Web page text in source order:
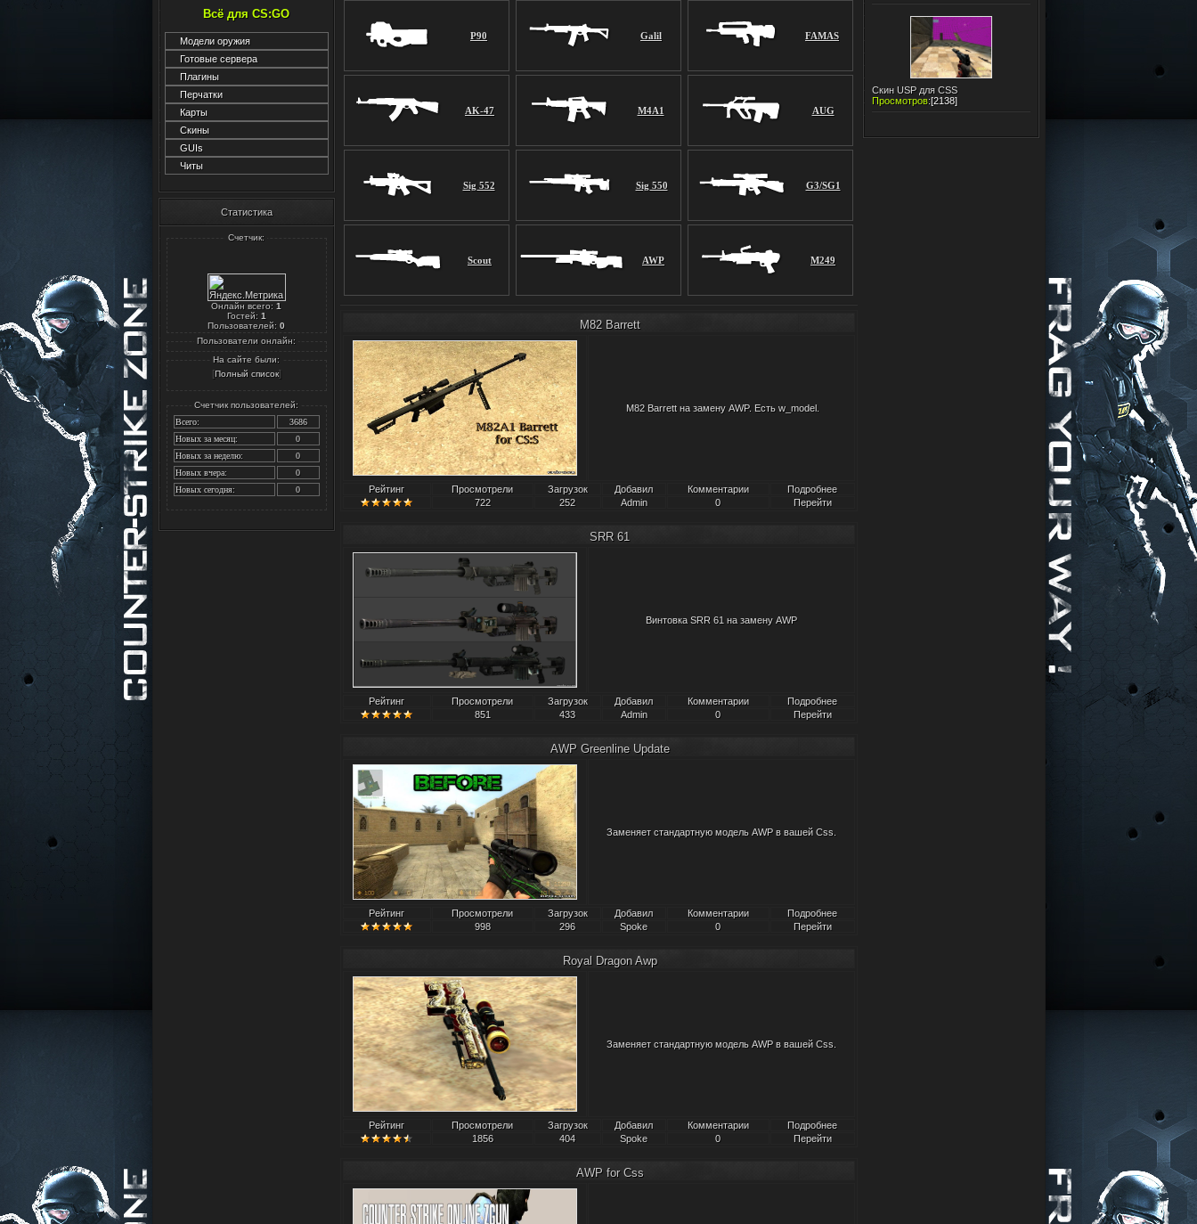
Всё для CS:GO
Модели оружия
Готовые сервера
Плагины
Перчатки
Карты
Скины
GUIs
Читы
Статистика
Счетчик:
Онлайн всего: 1
Гостей: 1
Пользователей: 0
Пользователи онлайн:
На сайте были:
[Полный список]
Счетчик пользователей:
Всего:
3686
Новых за месяц:
0
Новых за неделю:
0
Новых вчера:
0
Новых сегодня:
0
P90 Galil FAMAS
AK-47 M4A1 AUG
Sig 552 Sig 550 G3/SG1
Scout AWP M249
M82 Barrett
M82 Barrett на замену AWP. Есть w_model.
Рейтинг Просмотрели Загрузок Добавил Комментарии
Подробнее
722
252 Admin 0 Перейти
SRR 61
Винтовка SRR 61 на замену AWP
Рейтинг Просмотрели Загрузок Добавил Комментарии
Подробнее
851
433 Admin 0 Перейти
AWP Greenline Update
Заменяет стандартную модель AWP в вашей Css.
Рейтинг Просмотрели Загрузок Добавил Комментарии
Подробнее
998
296 Spoke 0 Перейти
Royal Dragon Awp
Заменяет стандартную модель AWP в вашей Css.
Рейтинг Просмотрели Загрузок Добавил Комментарии
Подробнее
1856
404 Spoke 0 Перейти
AWP for Css
Скин USP для CSS
Просмотров:[2138]